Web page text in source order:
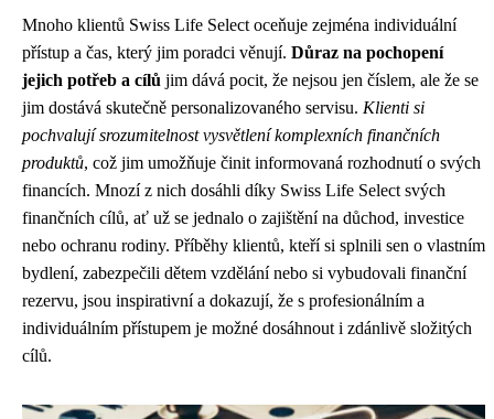
Mnoho klientů Swiss Life Select oceňuje zejména individuální
přístup a čas, který jim poradci věnují. Důraz na pochopení
jejich potřeb a cílů jim dává pocit, že nejsou jen číslem, ale že se
jim dostává skutečně personalizovaného servisu. Klienti si
pochvalují srozumitelnost vysvětlení komplexních finančních
produktů, což jim umožňuje činit informovaná rozhodnutí o svých
financích. Mnozí z nich dosáhli díky Swiss Life Select svých
finančních cílů, ať už se jednalo o zajištění na důchod, investice
nebo ochranu rodiny. Příběhy klientů, kteří si splnili sen o vlastním
bydlení, zabezpečili dětem vzdělání nebo si vybudovali finanční
rezervu, jsou inspirativní a dokazují, že s profesionálním a
individuálním přístupem je možné dosáhnout i zdánlivě složitých
cílů.